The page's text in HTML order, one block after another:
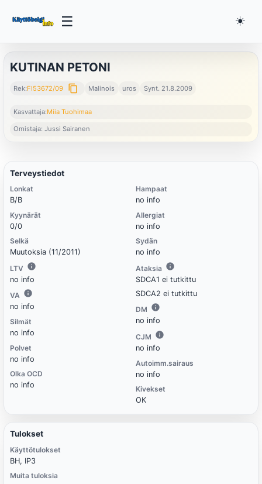
☰ ☀️
KUTINAN PETONI
Rek:FI53672/09 content_copy Malinois uros Synt. 21.8.2009
Kasvattaja:Miia Tuohimaa
Omistaja: Jussi Sairanen
Terveystiedot
Lonkat
B/B
Kyynärät
0/0
Selkä
Muutoksia (11/2011)
LTV
no info
VA
no info
Silmät
no info
Polvet
no info
Olka OCD
no info
Hampaat
no info
Allergiat
no info
Sydän
no info
Ataksia
SDCA1 ei tutkittu
SDCA2 ei tutkittu
DM
no info
CJM
no info
Autoimm.sairaus
no info
Kivekset
OK
Tulokset
Käyttötulokset
BH, IP3
Muita tuloksia